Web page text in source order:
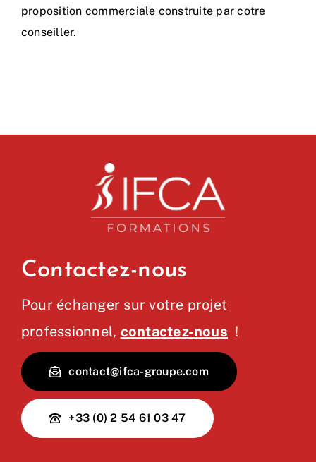
proposition commerciale construite par cotre
conseiller.
Contactez-nous
Pour échanger sur votre projet
professionnel, contactez-nous !
contact@ifca-groupe.com
+33 (0) 2 54 61 03 47